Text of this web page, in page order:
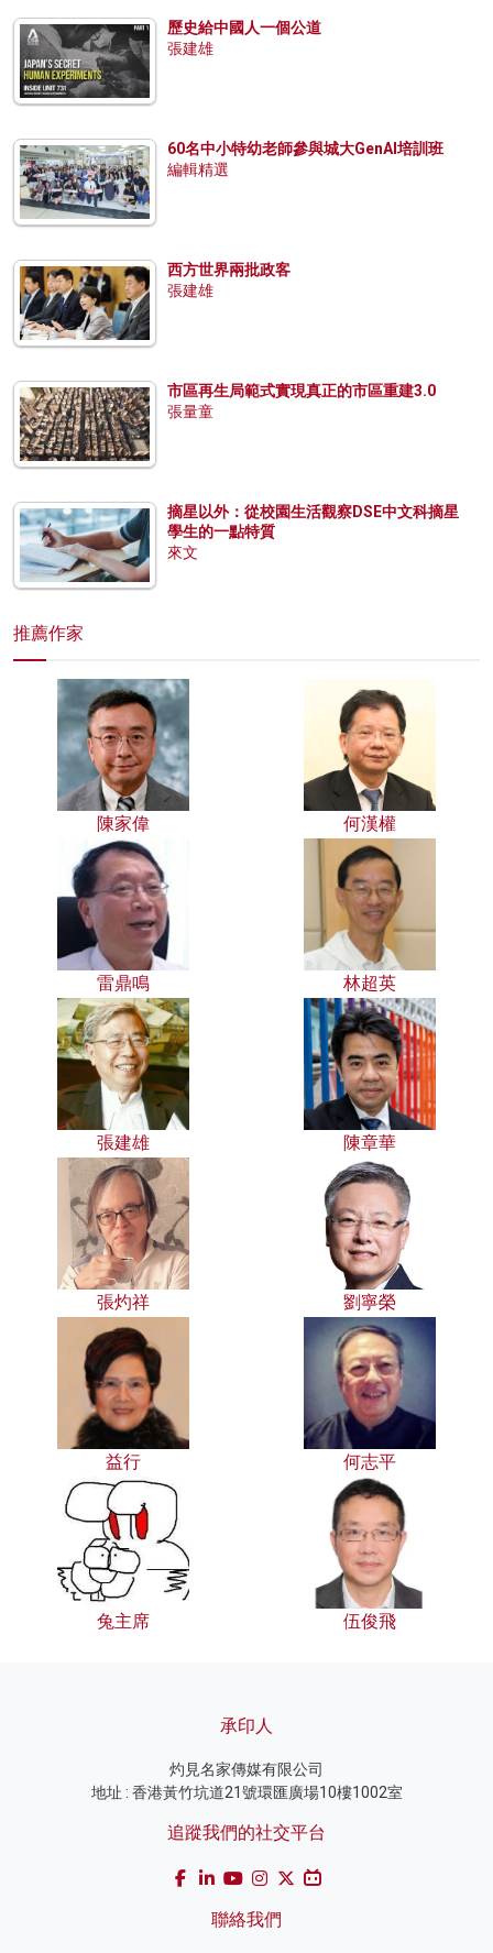
歷史給中國人一個公道
張建雄
60名中小特幼老師參與城大GenAI培訓班
編輯精選
西方世界兩批政客
張建雄
市區再生局範式實現真正的市區重建3.0
張量童
摘星以外：從校園生活觀察DSE中文科摘星
學生的一點特質
來文
推薦作家
陳家偉 何漢權
雷鼎鳴 林超英
張建雄 陳章華
張灼祥 劉寧榮
益行 何志平
兔主席 伍俊飛
承印人
灼見名家傳媒有限公司
地址 : 香港黃竹坑道21號環匯廣場10樓1002室
追蹤我們的社交平台
聯絡我們